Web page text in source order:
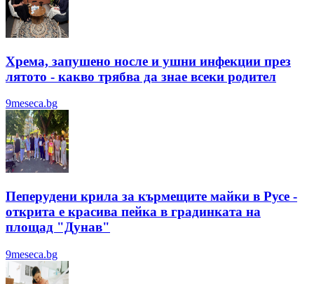
Хрема, запушено носле и ушни инфекции през
лятотo - какво трябва да знае всеки родител
9meseca.bg
Пеперудени крила за кърмещите майки в Русе -
открита е красива пейка в градинката на
площад "Дунав"
9meseca.bg